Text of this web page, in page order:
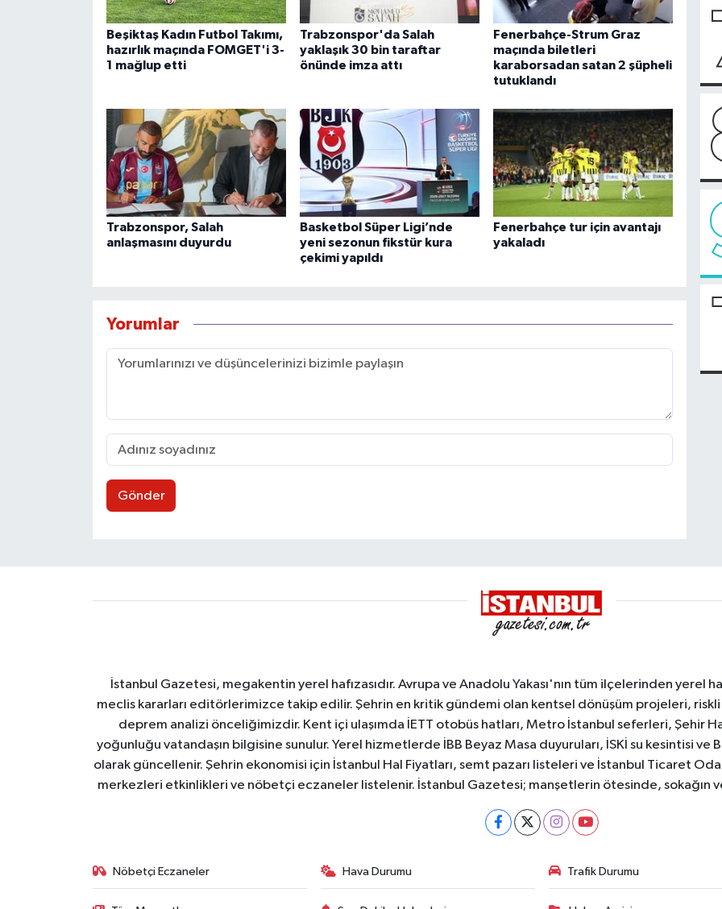
Beşiktaş Kadın Futbol Takımı,
hazırlık maçında FOMGET'i 3-
1 mağlup etti
Trabzonspor'da Salah
yaklaşık 30 bin taraftar
önünde imza attı
Fenerbahçe-Strum Graz
maçında biletleri
karaborsadan satan 2 şüpheli
tutuklandı
Trabzonspor, Salah
anlaşmasını duyurdu
Basketbol Süper Ligi’nde
yeni sezonun fikstür kura
çekimi yapıldı
Fenerbahçe tur için avantajı
yakaladı
Yorumlar
Gönder
İstanbul Gazetesi, megakentin yerel hafızasıdır. Avrupa ve Anadolu Yakası'nın tüm ilçelerinden yerel
meclis kararları editörlerimizce takip edilir. Şehrin en kritik gündemi olan kentsel dönüşüm projeleri, riskli
deprem analizi önceliğimizdir. Kent içi ulaşımda İETT otobüs hatları, Metro İstanbul seferleri, Şehir
yoğunluğu vatandaşın bilgisine sunulur. Yerel hizmetlerde İBB Beyaz Masa duyuruları, İSKİ su kesintisi ve
olarak güncellenir. Şehrin ekonomisi için İstanbul Hal Fiyatları, semt pazarı listeleri ve İstanbul Ticaret
merkezleri etkinlikleri ve nöbetçi eczaneler listelenir. İstanbul Gazetesi; manşetlerin ötesinde, sokağın
Nöbetçi Eczaneler Hava Durumu Trafik Durumu